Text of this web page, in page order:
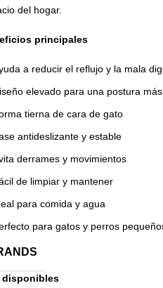
del hogar.
principales
a reducir el reflujo y la mala
elevado para una postura
tierna de cara de gato
antideslizante y estable
derrames y movimientos
de limpiar y mantener
para comida y agua
para gatos y perros
disponibles